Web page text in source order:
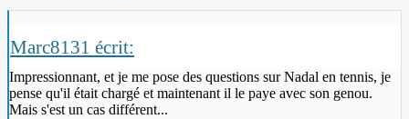
Marc8131 écrit:
Impressionnant, et je me pose des questions sur Nadal en tennis, je
pense qu'il était chargé et maintenant il le paye avec son genou.
Mais s'est un cas différent...